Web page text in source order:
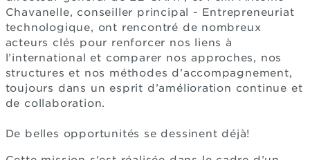
Chavanelle, conseiller principal - Entrepreneuriat
technologique, ont rencontré de nombreux
acteurs clés pour renforcer nos liens à
l’international et comparer nos approches, nos
structures et nos méthodes d’accompagnement,
toujours dans un esprit d’amélioration continue et
de collaboration.
De belles opportunités se dessinent déjà!